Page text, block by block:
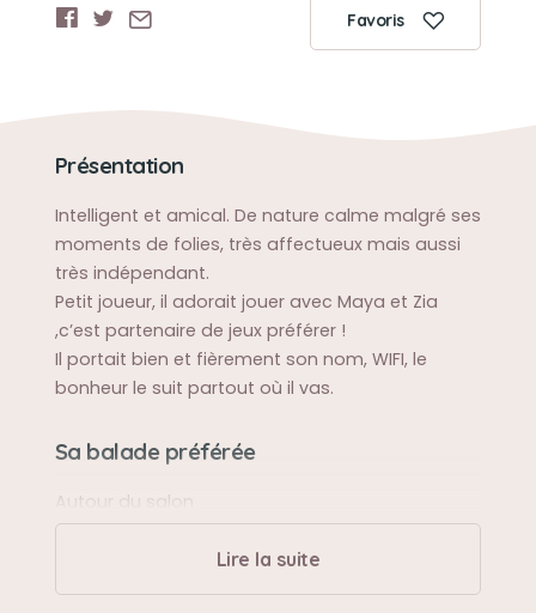
Favoris
Présentation
Intelligent et amical. De nature calme malgré ses
moments de folies, très affectueux mais aussi
très indépendant.
Petit joueur, il adorait jouer avec Maya et Zia
,c’est partenaire de jeux préférer !
Il portait bien et fièrement son nom, WIFI, le
bonheur le suit partout où il vas.
Sa balade préférée
Autour du salon
Sa bêtise préféréeLire la suite